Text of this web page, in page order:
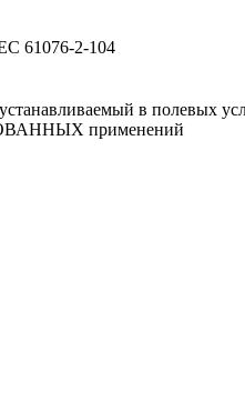
61076-2-104
в полевых
применений